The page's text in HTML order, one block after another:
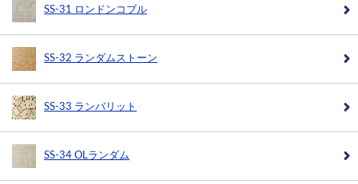
SS-31 ロンドンコブル
SS-32 ランダムストーン
SS-33 ランバリット
SS-34 OLランダム